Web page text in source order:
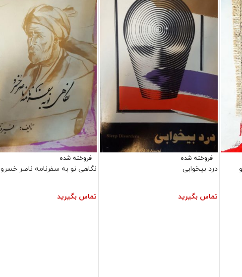
فروخته شده
درد بیخوابی
تماس بگیرید
فروخته شده
نگاهی نو به سفرنامه ناصر خسرو
تماس بگیرید